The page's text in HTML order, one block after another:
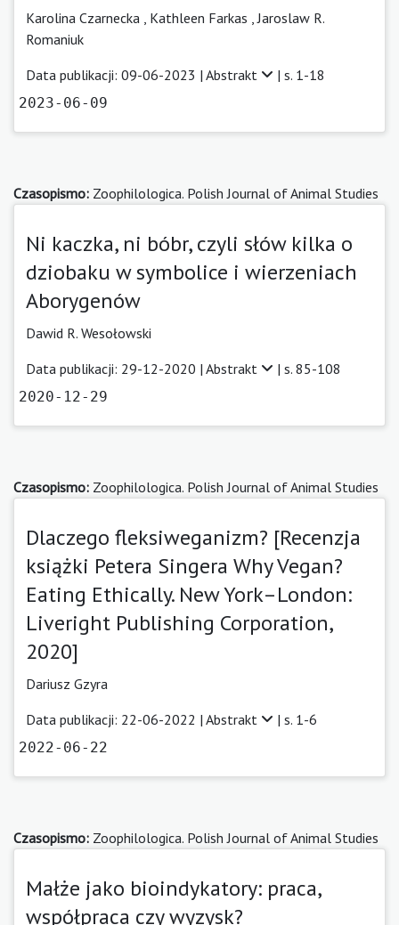
Karolina Czarnecka Kathleen Farkas ,Jaroslaw R.
Romaniuk
Data publikacji: 09-06-2023 | Abstrakt | s. 1-18
2023-06-09
Czasopismo: Zoophilologica. Polish Journal of Animal Studies
Ni kaczka, ni bóbr, czyli słów kilka o
dziobaku w symbolice i wierzeniach
Aborygenów
Dawid R. Wesołowski
Data publikacji: 29-12-2020 | Abstrakt | s. 85-108
2020-12-29
Czasopismo: Zoophilologica. Polish Journal of Animal Studies
Dlaczego fleksiweganizm? [Recenzja
książki Petera Singera Why Vegan?
Eating Ethically. New York–London:
Liveright Publishing Corporation,
2020]
Dariusz Gzyra
Data publikacji: 22-06-2022 | Abstrakt | s. 1-6
2022-06-22
Czasopismo: Zoophilologica. Polish Journal of Animal Studies
Małże jako bioindykatory: praca,
współpraca czy wyzysk?